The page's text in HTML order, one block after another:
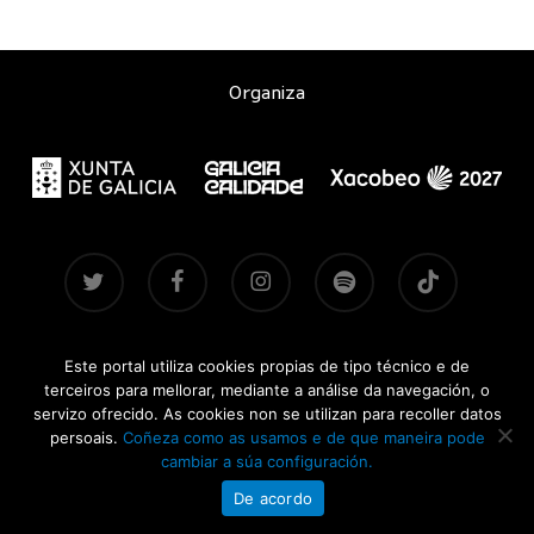
Organiza
twitter facebook instagram spotify tiktok
Contacto |Aviso legal|Accesibilidade|Brandsite| Pasadas
edicións:2021-2022· 2024· 2025
CONCERTOSDOXACOBEO.GAL © 2026
Este portal utiliza cookies propias de tipo técnico e de
terceiros para mellorar, mediante a análise da navegación, o
servizo ofrecido. As cookies non se utilizan para recoller datos
persoais. Coñeza como as usamos e de que maneira pode
cambiar a súa configuración.
De acordo